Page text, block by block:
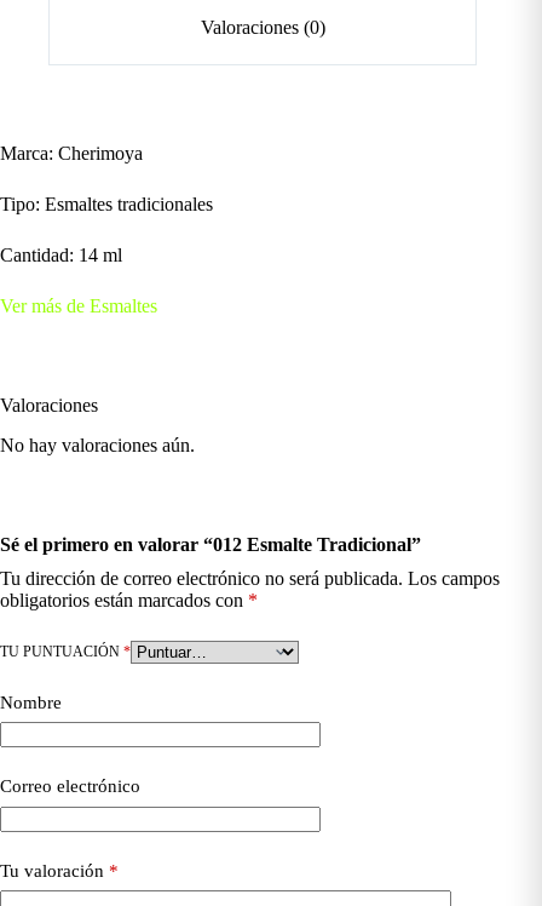
Valoraciones (0)
Marca: Cherimoya
Tipo: Esmaltes tradicionales
Cantidad: 14 ml
Ver más de Esmaltes
Valoraciones
No hay valoraciones aún.
Sé el primero en valorar “012 Esmalte Tradicional”
Tu dirección de correo electrónico no será publicada. Los campos
obligatorios están marcados con *
TU PUNTUACIÓN *
Nombre
Correo electrónico
Tu valoración *